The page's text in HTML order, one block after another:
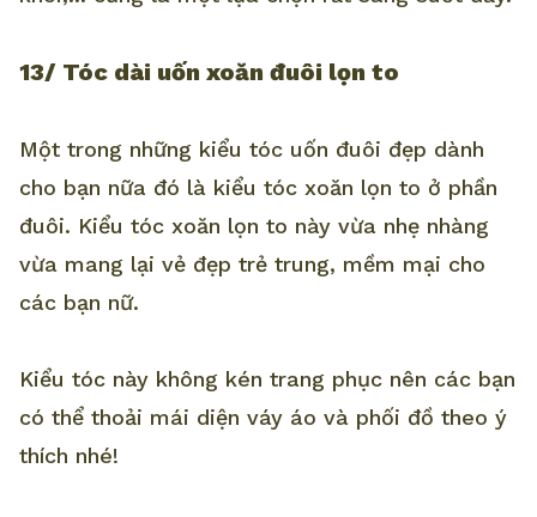
13/ Tóc dài uốn xoăn đuôi lọn to
Một trong những kiểu tóc uốn đuôi đẹp dành
cho bạn nữa đó là kiểu tóc xoăn lọn to ở phần
đuôi. Kiểu tóc xoăn lọn to này vừa nhẹ nhàng
vừa mang lại vẻ đẹp trẻ trung, mềm mại cho
các bạn nữ.
Kiểu tóc này không kén trang phục nên các bạn
có thể thoải mái diện váy áo và phối đồ theo ý
thích nhé!